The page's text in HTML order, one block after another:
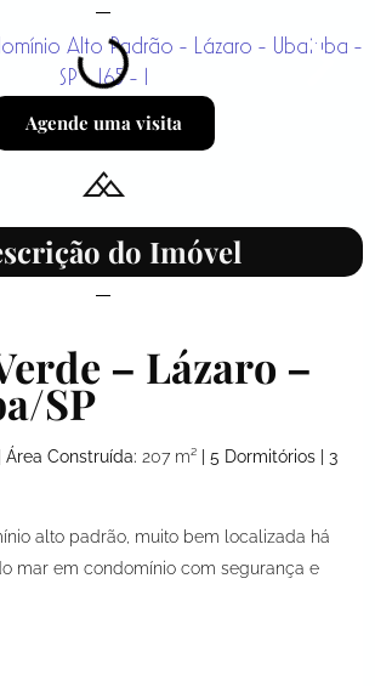
Agende uma visita
do Imóvel
– Lázaro –
SP
| Área Construída: 207 m² | 5 Dormitórios | 3
alto padrão, muito bem localizada há
mar em condomínio com segurança e